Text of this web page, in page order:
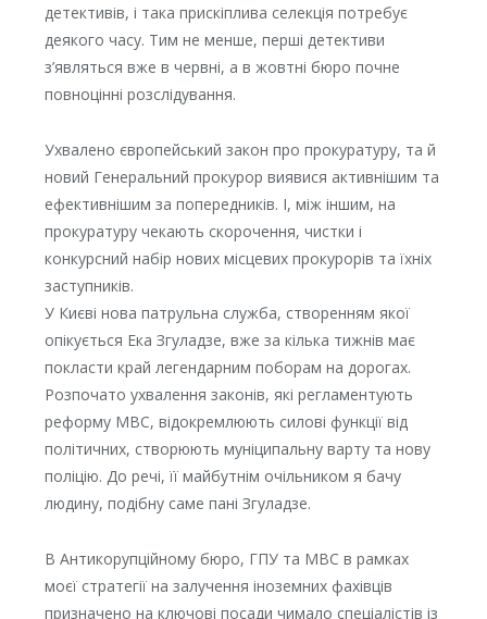
детективів, і така прискіплива селекція потребує
деякого часу. Тим не менше, перші детективи
з’являться вже в червні, а в жовтні бюро почне
повноцінні розслідування.
Ухвалено європейський закон про прокуратуру, та й
новий Генеральний прокурор виявися активнішим та
ефективнішим за попередників. І, між іншим, на
прокуратуру чекають скорочення, чистки і
конкурсний набір нових місцевих прокурорів та їхніх
заступників.
У Києві нова патрульна служба, створенням якої
опікується Ека Згуладзе, вже за кілька тижнів має
покласти край легендарним поборам на дорогах.
Розпочато ухвалення законів, які регламентують
реформу МВС, відокремлюють силові функції від
політичних, створюють муніципальну варту та нову
поліцію. До речі, її майбутнім очільником я бачу
людину, подібну саме пані Згуладзе.
В Антикорупційному бюро, ГПУ та МВС в рамках
моєї стратегії на залучення іноземних фахівців
призначено на ключові посади чимало спеціалістів із